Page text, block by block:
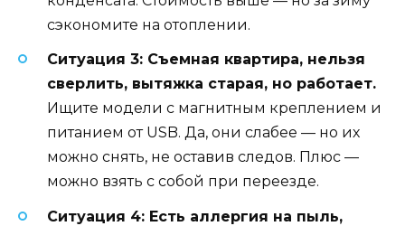
сэкономите на отоплении.
Ситуация 3: Съемная квартира, нельзя
сверлить, вытяжка старая, но работает.
Ищите модели с магнитным креплением и
питанием от USB. Да, они слабее — но их
можно снять, не оставив следов. Плюс —
можно взять с собой при переезде.
Ситуация 4: Есть аллергия на пыль,